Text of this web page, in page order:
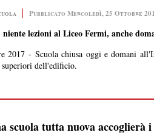
Pubblicato Mercoledì, 25 Ottobre
lezioni al Liceo Fermi, anche
2017 - Scuola chiusa oggi e domani
dell'edificio.
scuola tutta nuova accoglierà